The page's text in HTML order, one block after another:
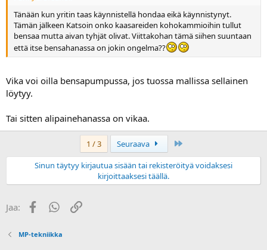
Tänään kun yritin taas käynnistellä hondaa eikä käynnistynyt.
Tämän jälkeen Katsoin onko kaasareiden kohokammioihin tullut
bensaa mutta aivan tyhjät olivat. Viittakohan tämä siihen suuntaan
että itse bensahanassa on jokin ongelma??
Vika voi oilla bensapumpussa, jos tuossa mallissa sellainen
löytyy.
Tai sitten alipainehanassa on vikaa.
1 / 3 Seuraava
Sinun täytyy kirjautua sisään tai rekisteröityä voidaksesi
kirjoittaaksesi täällä.
Jaa: FacebookWhatsApp
Linkki
MP-tekniikka